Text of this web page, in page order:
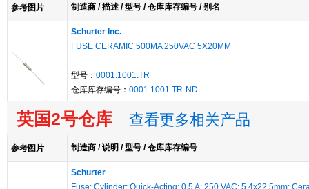
参考图片 制造商 / 描述 / 型号 / 仓库库存编号 / 别名
Schurter Inc.
FUSE CERAMIC 500MA 250VAC 5X20MM
型号： 0001.1001.TR
仓库库存编号： 0001.1001.TR-ND
英国2号仓库 查看更多相关产品
参考图片 制造商 / 说明 / 型号 / 仓库库存编号
Schurter
Fuse; Cylinder; Quick-Acting; 0.5 A; 250 VAC; 5.4x22.5mm;